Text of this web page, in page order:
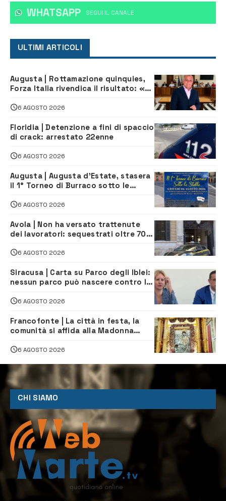
WHATSAPP ‎SEGUI IL CANALE
ULTIMI ARTICOLI
Augusta | Rottamazione quinquies,
Forza Italia rivendica il risultato: «La
6 AGOSTO 2026
Floridia | Detenzione a fini di spaccio
di crack: arrestato 22enne
6 AGOSTO 2026
Augusta | Augusta d’Estate, stasera
il 1° Torneo di Burraco sotto le
6 AGOSTO 2026
Avola | Non ha versato trattenute
dei lavoratori: sequestrati oltre 700
climatizzazione
6 AGOSTO 2026
Siracusa | Carta su Parco degli Iblei:
nessun parco può nascere contro le
6 AGOSTO 2026
Francofonte | La città in festa, la
comunità si affida alla Madonna
6 AGOSTO 2026
CHI SIAMO